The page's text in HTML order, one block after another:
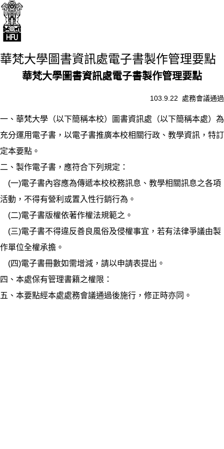
華梵大學圖書資訊處電子書製作管理要點
華梵大學圖書資訊處電子書製作管理要點
103.9.22 處務會議通過
一、華梵大學（以下簡稱本校）圖書資訊處（以下簡稱本處）為
充分運用電子書，以電子書推廣本校相關行政、教學資訊，特訂
定本要點。
二、製作電子書，應符合下列規定：
(一)電子書內容應為傳遞本校校務訊息、教學相關訊息之各項
活動，不得有營利或置入性行銷行為。
(二)電子書版權依著作權法規範之。
(三)電子書不得違反善良風俗及侵權事宜，若有法律爭議由製
作單位全權承擔。
(四)電子書冊數如需增減，請以申請表提出。
四、本處保有管理書籍之權限：
五、本要點經本處處務會議通過後施行，修正時亦同。